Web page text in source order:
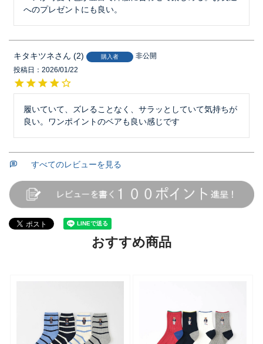
へのプレゼントにも良い。
キタキツネ 2 購入者
非公開
投稿日
2026/01/22
履いていて、ズレることなく、サラッとしていて気持ちが
良い。ワンポイントのベアも良い感じです
すべてのレビューを見る
おすすめ商品